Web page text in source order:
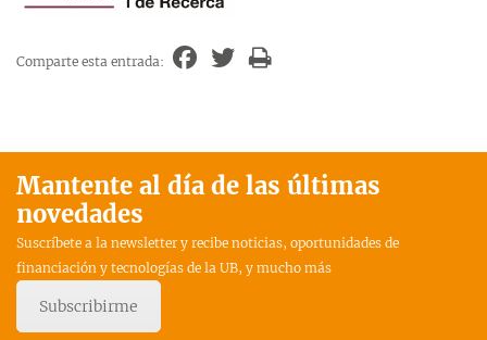
Comparte esta entrada:
Mantente al día de las últimas
novedades
Suscríbete a la newsletter y recibe noticias, oportunidades de
financiación y tecnologías de la UB, y mucho más
Subscribirme